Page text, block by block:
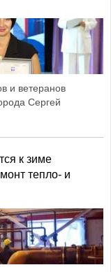
и ветеранов
Сергей
к зиме
тепло- и